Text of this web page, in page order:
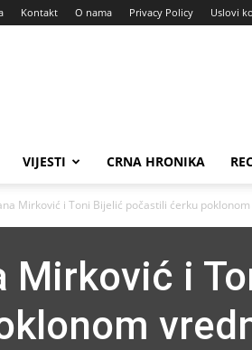
Kontakt O nama Privacy Policy Uslovi
VIJESTI CRNA HRONIKA
Mirković i Toni Bijelić počastili ćerku
Mirković i